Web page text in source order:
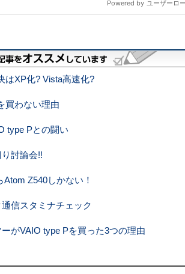
はXP化? Vista高速化?
買わない理由
type Pとの闘い
討論会!!
Z540しかない！
信スタミナチェック
がVAIO type Pを買った3つの理由